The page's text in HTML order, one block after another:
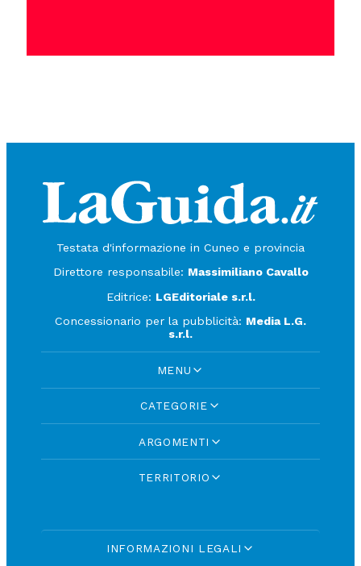
Testata d'informazione in Cuneo e provincia
Direttore responsabile: Massimiliano Cavallo
Editrice: LGEditoriale s.r.l.
Concessionario per la pubblicità: Media L.G.
s.r.l.
MENU
CATEGORIE
ARGOMENTI
TERRITORIO
INFORMAZIONI LEGALI